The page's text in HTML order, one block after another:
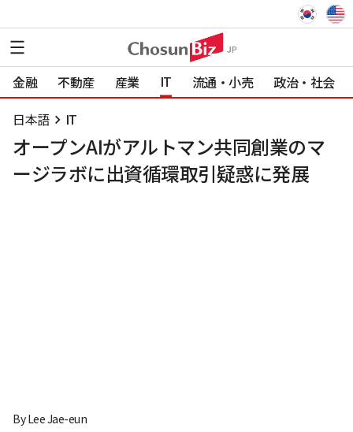
金融 不動産 産業 IT 流通・小売 政治・社会
日本語 IT
オープンAIがアルトマン共同創業のマ
ージラボに出資循環取引疑惑に発展
By Lee Jae-eun